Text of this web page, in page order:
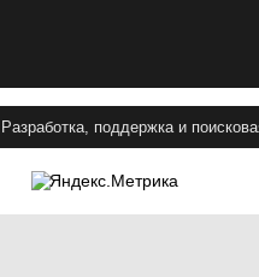
Разработка, поддержка и